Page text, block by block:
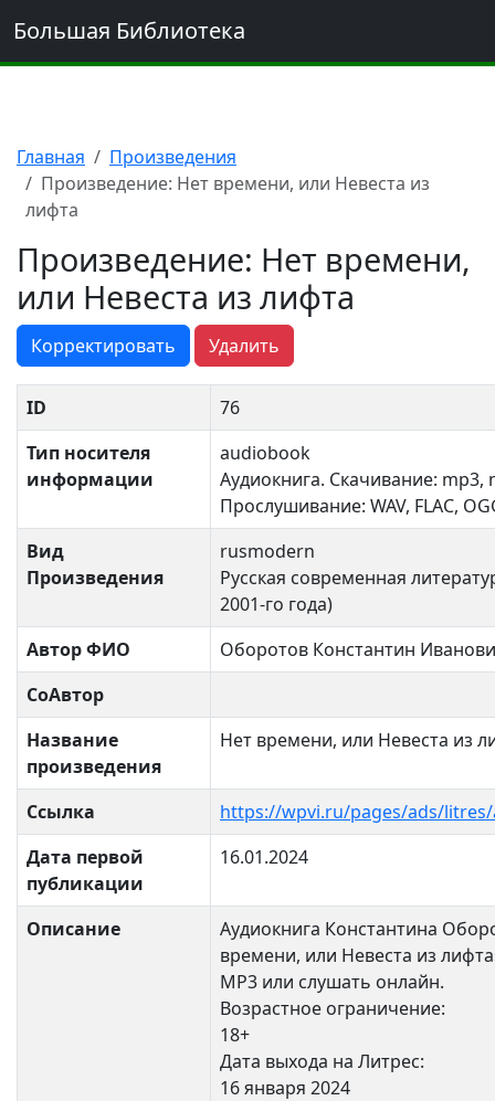
Большая Библиотека
Главная
Произведения
Произведение: Нет времени, или Невеста из
лифта
Произведение: Нет времени,
или Невеста из лифта
Корректировать Удалить
ID
76
Тип носителя
информации
audiobook
Аудиокнига. Скачивание: mp3,
Прослушивание: WAV, FLAC,
Вид
Произведения
rusmodern
Русская современная
2001-го года)
Автор ФИО
Оборотов Константин
СоАвтор
Название
произведения
Нет времени, или Невеста из
Ссылка
https://wpvi.ru/pages/ads/
Дата первой
публикации
16.01.2024
Описание
Аудиокнига Константина
времени, или Невеста из
MP3 или слушать онлайн.
Возрастное ограничение:
18+
Дата выхода на Литрес:
16 января 2024